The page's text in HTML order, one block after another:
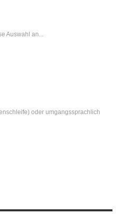
Auswahl an...
oder umgangssprachlich